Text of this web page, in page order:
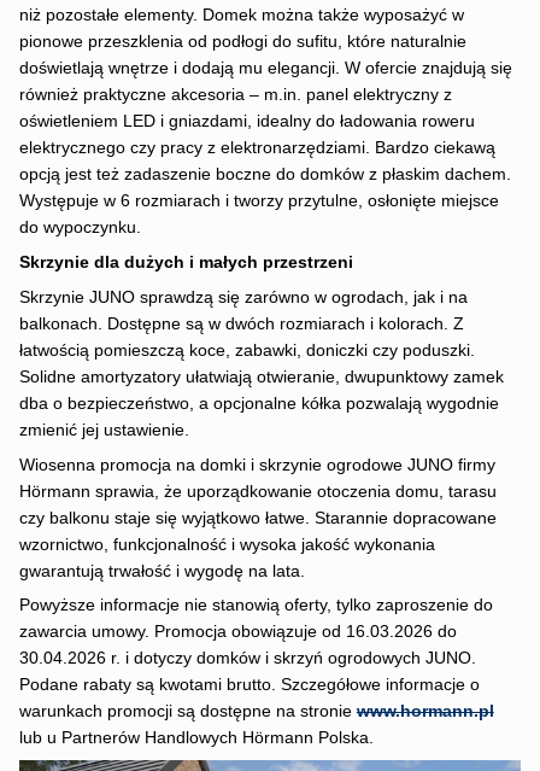
niż pozostałe elementy. Domek można także wyposażyć w
pionowe przeszklenia od podłogi do sufitu, które naturalnie
doświetlają wnętrze i dodają mu elegancji. W ofercie znajdują się
również praktyczne akcesoria – m.in. panel elektryczny z
oświetleniem LED i gniazdami, idealny do ładowania roweru
elektrycznego czy pracy z elektronarzędziami. Bardzo ciekawą
opcją jest też zadaszenie boczne do domków z płaskim dachem.
Występuje w 6 rozmiarach i tworzy przytulne, osłonięte miejsce
do wypoczynku.
Skrzynie dla dużych i małych przestrzeni
Skrzynie JUNO sprawdzą się zarówno w ogrodach, jak i na
balkonach. Dostępne są w dwóch rozmiarach i kolorach. Z
łatwością pomieszczą koce, zabawki, doniczki czy poduszki.
Solidne amortyzatory ułatwiają otwieranie, dwupunktowy zamek
dba o bezpieczeństwo, a opcjonalne kółka pozwalają wygodnie
zmienić jej ustawienie.
Wiosenna promocja na domki i skrzynie ogrodowe JUNO firmy
Hörmann sprawia, że uporządkowanie otoczenia domu, tarasu
czy balkonu staje się wyjątkowo łatwe. Starannie dopracowane
wzornictwo, funkcjonalność i wysoka jakość wykonania
gwarantują trwałość i wygodę na lata.
Powyższe informacje nie stanowią oferty, tylko zaproszenie do
zawarcia umowy. Promocja obowiązuje od 16.03.2026 do
30.04.2026 r. i dotyczy domków i skrzyń ogrodowych JUNO.
Podane rabaty są kwotami brutto. Szczegółowe informacje o
warunkach promocji są dostępne na stroniewww.hormann.pl
lub u Partnerów Handlowych Hörmann Polska.